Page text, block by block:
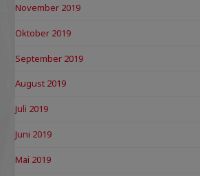
November 2019
Oktober 2019
September 2019
August 2019
Juli 2019
Juni 2019
Mai 2019